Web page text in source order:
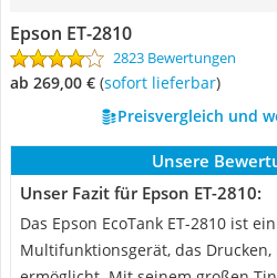
Epson ET-2810
2823 Bewertungen
ab 269,00 € ( Sofort lieferbar)
Preisvergleich und
Unsere
Unser Fazit für Epson ET-2810:
Das Epson EcoTank ET-2810 ist
Multifunktionsgerät, das